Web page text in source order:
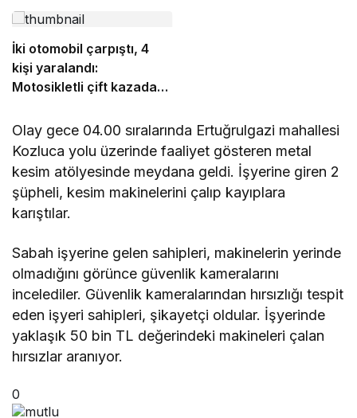
TL ceza kesildi
İki otomobil çarpıştı, 4
kişi yaralandı:
Motosikletli çift kazadan
Olay gece 04.00 sıralarında Ertuğrulgazi mahallesi
Kozluca yolu üzerinde faaliyet gösteren metal
kesim atölyesinde meydana geldi. İşyerine giren 2
şüpheli, kesim makinelerini çalıp kayıplara
karıştılar.
Sabah işyerine gelen sahipleri, makinelerin yerinde
olmadığını görünce güvenlik kameralarını
incelediler. Güvenlik kameralarından hırsızlığı tespit
eden işyeri sahipleri, şikayetçi oldular. İşyerinde
yaklaşık 50 bin TL değerindeki makineleri çalan
hırsızlar aranıyor.
0